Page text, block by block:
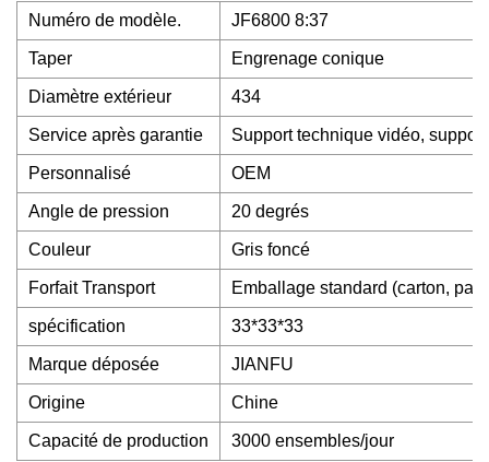
Numéro de modèle. JF6800 8:37
Taper Engrenage conique
Diamètre extérieur 434
Service après garantie Support technique vidéo,
Personnalisé OEM
Angle de pression 20 degrés
Couleur Gris foncé
Forfait Transport Emballage standard (carton,
spécification 33*33*33
Marque déposée JIANFU
Origine Chine
Capacité de production 3000 ensembles/jour